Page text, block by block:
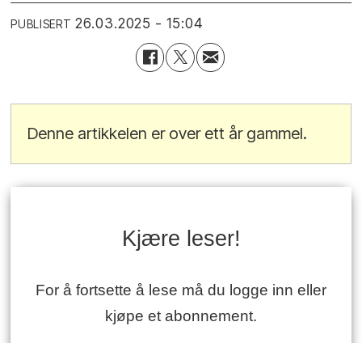
PUBLISERT 26.03.2025 - 15:04
Denne artikkelen er over ett år gammel.
Kjære leser!
For å fortsette å lese må du logge inn eller
kjøpe et abonnement.